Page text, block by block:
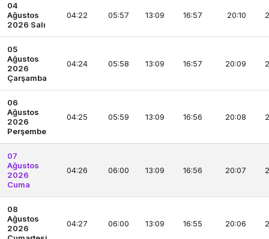
04
Ağustos
2026 Salı
04:22 05:57 13:09 16:57 20:10
05
Ağustos
2026
Çarşamba
04:24 05:58 13:09 16:57 20:09
06
Ağustos
2026
Perşembe
04:25 05:59 13:09 16:56 20:08
07
Ağustos
2026
Cuma
04:26 06:00 13:09 16:56 20:07
08
Ağustos
2026
04:27 06:00 13:09 16:55 20:06